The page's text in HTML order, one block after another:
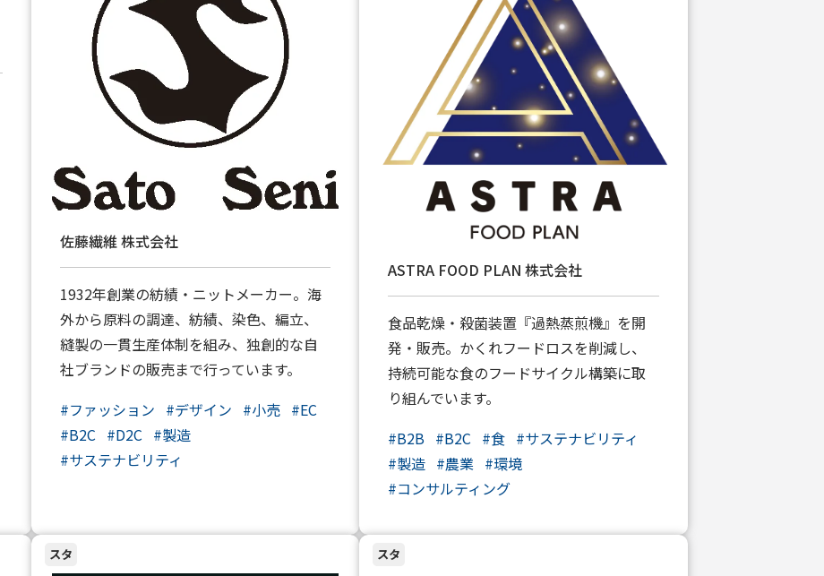
佐藤繊維 株式会社
1932年創業の紡績・ニットメーカー。海
外から原料の調達、紡績、染色、編立、
縫製の一貫生産体制を組み、独創的な自
社ブランドの販売まで行っています。
#ファッション #デザイン #小売 #EC
#B2C #D2C #製造
#サステナビリティ
ASTRA FOOD PLAN 株式会社
食品乾燥・殺菌装置『過熱蒸煎機』を開
発・販売。かくれフードロスを削減し、
持続可能な食のフードサイクル構築に取
り組んでいます。
#B2B #B2C #食 #サステナビリティ
#製造 #農業 #環境
#コンサルティング
スタ スタ